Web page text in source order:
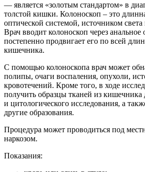
— является «золотым стандартом» в
толстой кишки. Колоноскоп – это
оптической системой, источником
Врач вводит колоноскоп через анальное
постепенно продвигает его по всей
кишечника.
С помощью колоноскопа врач может
полипы, очаги воспаления, опухоли,
кровотечений. Кроме того, в ходе
получить образцы тканей из кишечника
и цитологического исследования, а
другие образования.
Процедура может проводиться под
наркозом.
Показания: